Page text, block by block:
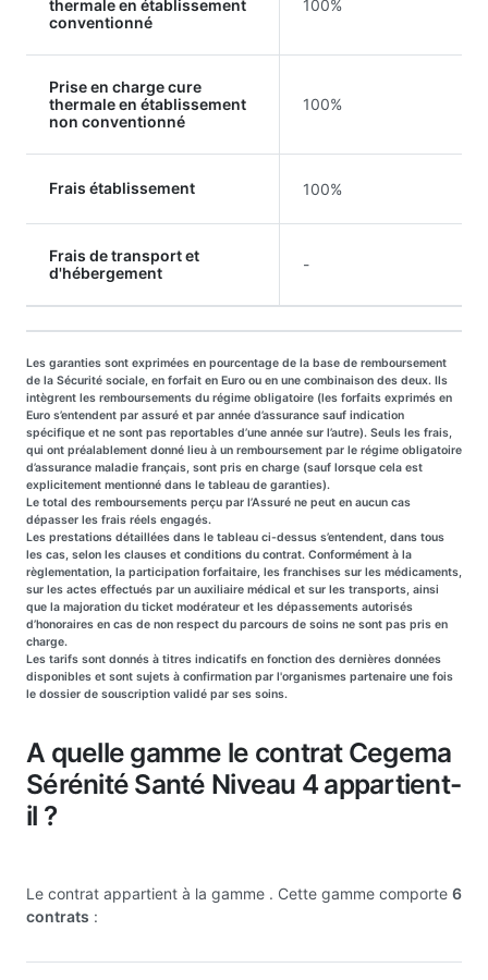
thermale en établissement
conventionné
100%
Prise en charge cure
thermale en établissement
non conventionné
100%
Frais établissement 100%
Frais de transport et
d'hébergement
-
Les garanties sont exprimées en pourcentage de la base de remboursement
de la Sécurité sociale, en forfait en Euro ou en une combinaison des deux. Ils
intègrent les remboursements du régime obligatoire (les forfaits exprimés en
Euro s’entendent par assuré et par année d’assurance sauf indication
spécifique et ne sont pas reportables d’une année sur l’autre). Seuls les frais,
qui ont préalablement donné lieu à un remboursement par le régime obligatoire
d’assurance maladie français, sont pris en charge (sauf lorsque cela est
explicitement mentionné dans le tableau de garanties).
Le total des remboursements perçu par l’Assuré ne peut en aucun cas
dépasser les frais réels engagés.
Les prestations détaillées dans le tableau ci-dessus s’entendent, dans tous
les cas, selon les clauses et conditions du contrat. Conformément à la
règlementation, la participation forfaitaire, les franchises sur les médicaments,
sur les actes effectués par un auxiliaire médical et sur les transports, ainsi
que la majoration du ticket modérateur et les dépassements autorisés
d’honoraires en cas de non respect du parcours de soins ne sont pas pris en
charge.
Les tarifs sont donnés à titres indicatifs en fonction des dernières données
disponibles et sont sujets à confirmation par l'organismes partenaire une fois
le dossier de souscription validé par ses soins.
A quelle gamme le contrat Cegema
Sérénité Santé Niveau 4 appartient-
il ?
Le contrat appartient à la gamme . Cette gamme comporte 6
contrats :